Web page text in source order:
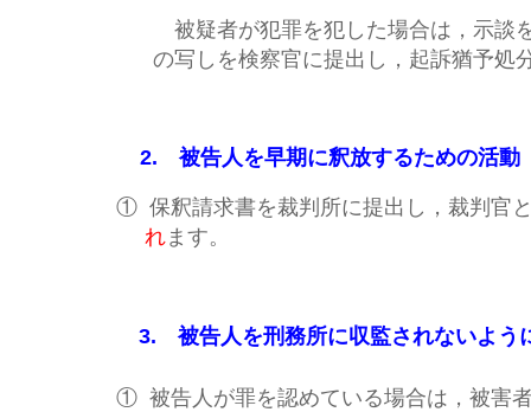
被疑者が犯罪を犯した場合は，示談
の写しを検察官に提出し，起訴猶予処
2. 被告人を早期に釈放するための活動
①保釈請求書を裁判所に提出し，裁判官
れます。
3. 被告人を刑務所に収監されないよう
①被告人が罪を認めている場合は，被害